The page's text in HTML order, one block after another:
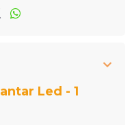
Led - 1